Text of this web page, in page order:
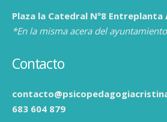
Plaza la Catedral Nº8 Entreplanta
*En la misma acera del
Contacto
683 604 879